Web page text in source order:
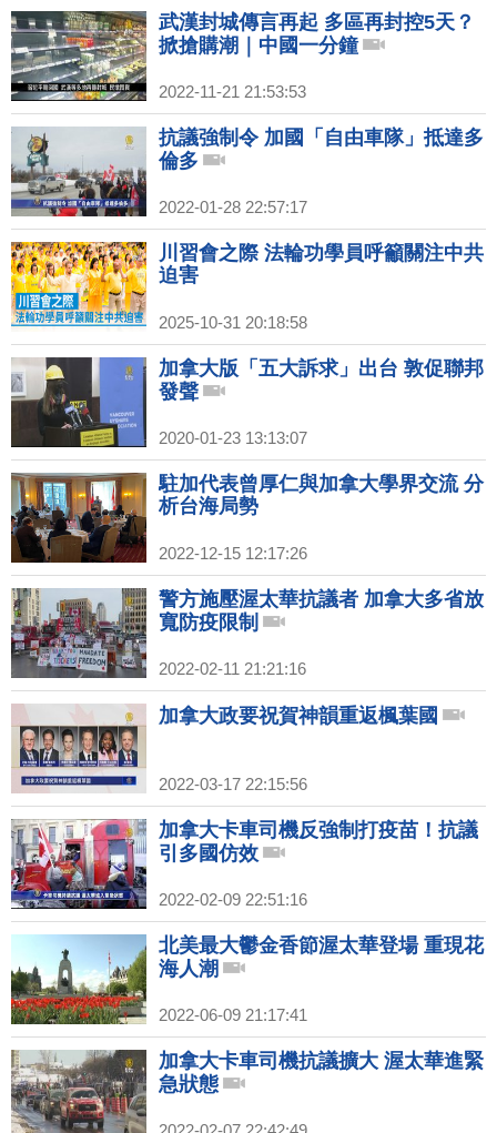
武漢封城傳言再起 多區再封控5天？
掀搶購潮｜中國一分鐘
2022-11-21 21:53:53
抗議強制令 加國「自由車隊」抵達多
倫多
2022-01-28 22:57:17
川習會之際 法輪功學員呼籲關注中共
迫害
2025-10-31 20:18:58
加拿大版「五大訴求」出台 敦促聯邦
發聲
2020-01-23 13:13:07
駐加代表曾厚仁與加拿大學界交流 分
析台海局勢
2022-12-15 12:17:26
警方施壓渥太華抗議者 加拿大多省放
寬防疫限制
2022-02-11 21:21:16
加拿大政要祝賀神韻重返楓葉國
2022-03-17 22:15:56
加拿大卡車司機反強制打疫苗！抗議
引多國仿效
2022-02-09 22:51:16
北美最大鬱金香節渥太華登場 重現花
海人潮
2022-06-09 21:17:41
加拿大卡車司機抗議擴大 渥太華進緊
急狀態